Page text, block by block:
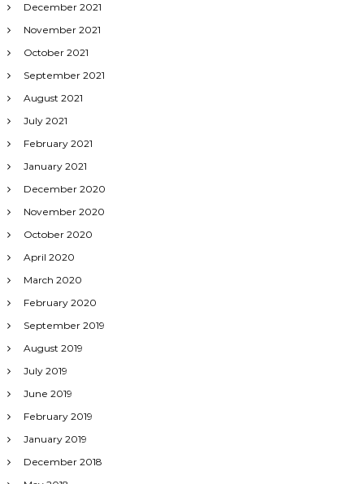
December 2021
November 2021
October 2021
September 2021
August 2021
July 2021
February 2021
January 2021
December 2020
November 2020
October 2020
April 2020
March 2020
February 2020
September 2019
August 2019
July 2019
June 2019
February 2019
January 2019
December 2018